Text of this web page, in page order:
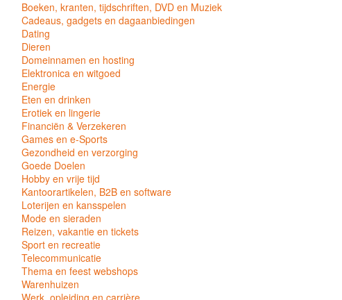
Boeken, kranten, tijdschriften, DVD en Muziek
Cadeaus, gadgets en dagaanbiedingen
Dating
Dieren
Domeinnamen en hosting
Elektronica en witgoed
Energie
Eten en drinken
Erotiek en lingerie
Financiën & Verzekeren
Games en e-Sports
Gezondheid en verzorging
Goede Doelen
Hobby en vrije tijd
Kantoorartikelen, B2B en software
Loterijen en kansspelen
Mode en sieraden
Reizen, vakantie en tickets
Sport en recreatie
Telecommunicatie
Thema en feest webshops
Warenhuizen
Werk, opleiding en carrière